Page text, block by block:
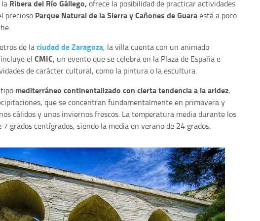
Ribera del Río Gállego,ofrece la posibilidad de practicar actividades
precioso Parque Natural de la Sierra y Cañones de Guaraestá a poco
de laciudad de Zaragoza, la villa cuenta con un animado
el CMIC, un evento que se celebra en la Plaza de España e
de carácter cultural, como la pintura o la escultura.
mediterráneo continentalizado con cierta tendencia a la aridez,
que se concentran fundamentalmente en primavera y
cálidos y unos inviernos frescos. La temperatura media durante los
7 grados centígrados, siendo la media en verano de 24 grados.